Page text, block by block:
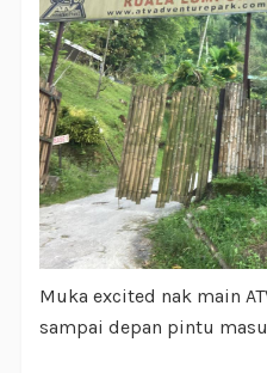
Muka excited nak main
sampai depan pintu